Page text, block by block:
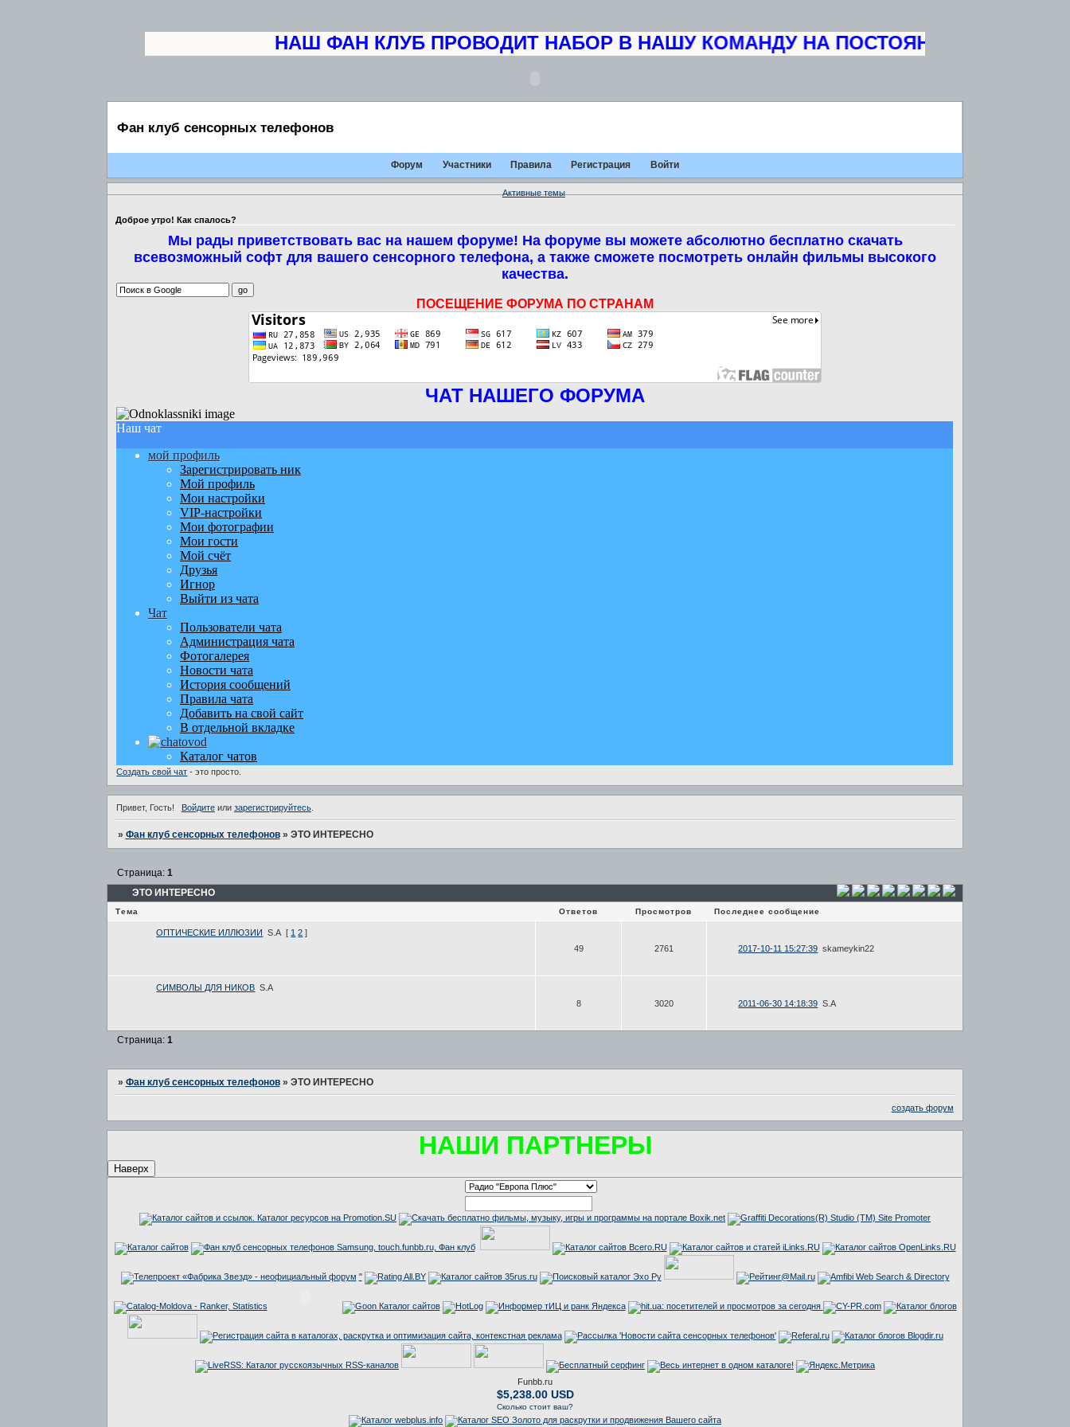
НАШ ФАН КЛУБ ПРОВОДИТ НАБОР В НАШУ КОМАНДУ НА ПОСТОЯННУЮ
Фан клуб сенсорных телефонов
Форум Участники Правила Регистрация Войти
Активные темы
Доброе утро! Как спалось?
Мы рады приветствовать вас на нашем форуме! На форуме вы можете абсолютно бесплатно скачать
всевозможный софт для вашего сенсорного телефона, а также сможете посмотреть онлайн фильмы высокого
качества.
ПОСЕЩЕНИЕ ФОРУМА ПО СТРАНАМ
ЧАТ НАШЕГО ФОРУМА
Создать свой чат - это просто.
Привет, Гость! Войдитеили зарегистрируйтесь.
» Фан клуб сенсорных телефонов » ЭТО ИНТЕРЕСНО
ЭТО ИНТЕРЕСНО
Страница: 1
Тема Ответов Просмотров Последнее сообщение
ОПТИЧЕСКИЕ ИЛЛЮЗИИ S.A [ 1 2 ]
49
2761 2017-10-11 15:27:39 skameykin22
СИМВОЛЫ ДЛЯ НИКОВ S.A
8
3020 2011-06-30 14:18:39 S.A
Страница: 1
» Фан клуб сенсорных телефонов » ЭТО ИНТЕРЕСНО
создать форум
НАШИ ПАРТНЕРЫ
Наверх
"
Funbb.ru
$5,238.00 USD
Сколько стоит ваш?